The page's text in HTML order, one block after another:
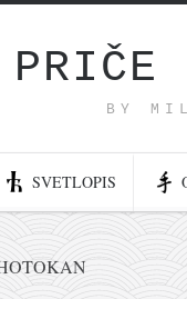
BY
SVETLOPIS